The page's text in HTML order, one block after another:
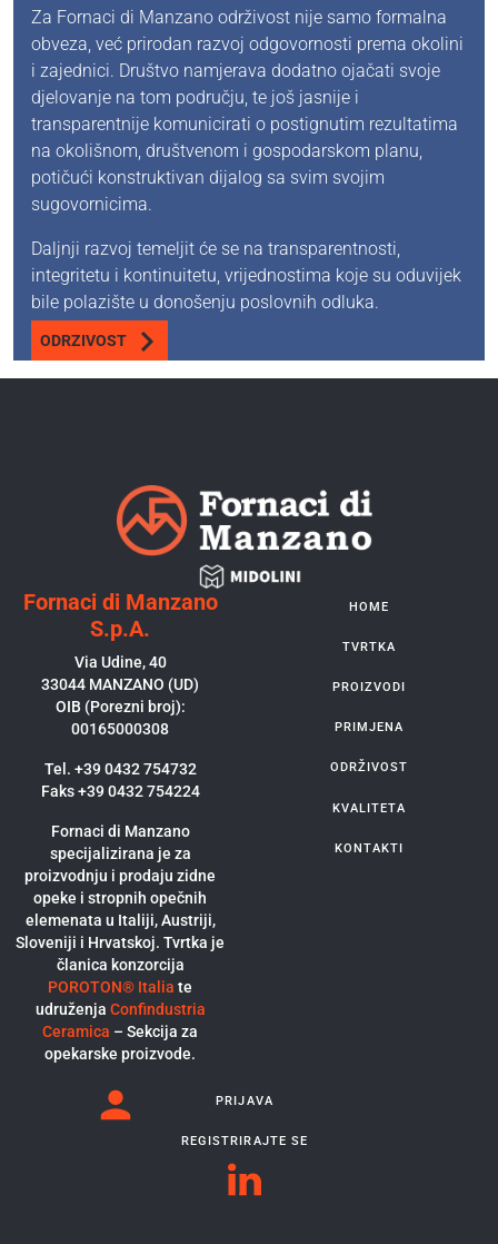
Za Fornaci di Manzano održivost nije samo formalna
obveza, već prirodan razvoj odgovornosti prema okolini
i zajednici. Društvo namjerava dodatno ojačati svoje
djelovanje na tom području, te još jasnije i
transparentnije komunicirati o postignutim rezultatima
na okolišnom, društvenom i gospodarskom planu,
potičući konstruktivan dijalog sa svim svojim
sugovornicima.
Daljnji razvoj temeljit će se na transparentnosti,
integritetu i kontinuitetu, vrijednostima koje su oduvijek
bile polazište u donošenju poslovnih odluka.
ODRZIVOST
Fornaci di Manzano
S.p.A.
Via Udine, 40
33044 MANZANO (UD)
OIB (Porezni broj):
00165000308
Tel. +39 0432 754732
Faks +39 0432 754224
Fornaci di Manzano
specijalizirana je za
proizvodnju i prodaju zidne
opeke i stropnih opečnih
elemenata u Italiji, Austriji,
Sloveniji i Hrvatskoj. Tvrtka je
članica konzorcija
POROTON® Italia te
udruženja Confindustria
Ceramica – Sekcija za
opekarske proizvode.
HOME
TVRTKA
PROIZVODI
PRIMJENA
ODRŽIVOST
KVALITETA
KONTAKTI
PRIJAVA
REGISTRIRAJTE SE